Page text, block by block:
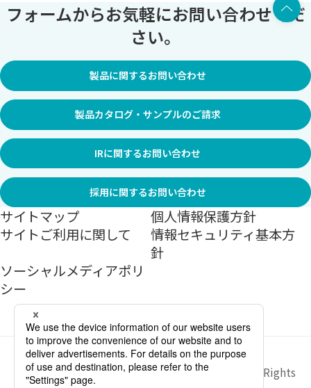
フォームからお気軽にお問い合わせくだ
さい。
製品に関するお問い合わせ
製品カタログ・サンプルのご請求
IRに関するお問い合わせ
採用に関するお問い合わせ
サイトマップ
個人情報保護方針
サイトご利用に関して
情報セキュリティ基本方
針
ソーシャルメディアポリ
シー
Copyright ©2026Sekisui Jushi Corporation All Rights